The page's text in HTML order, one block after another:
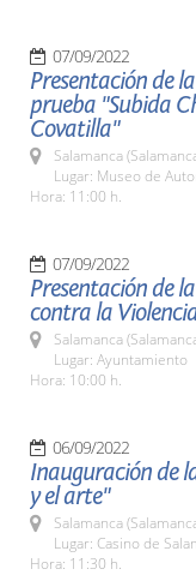
07/09/2022
Presentación de
prueba "Subida
Covatilla"
Salamanca
Lugar: Museo de
Hora: 11:00 h.
07/09/2022
Presentación de
contra la
Salamanca
Lugar: Ayuntamiento
Hora: 10:00 h.
06/09/2022
Inauguración de
y el arte"
Salamanca
Lugar: Casino de
Hora: 11:30 h.